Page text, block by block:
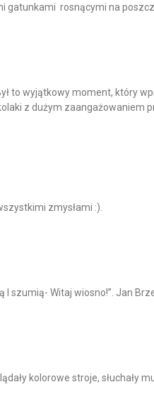
gatunkami rosnącymi na
to wyjątkowy moment, który
z dużym zaangażowaniem
zmysłami :).
I szumią- Witaj wiosno!”. Jan
kolorowe stroje, słuchały